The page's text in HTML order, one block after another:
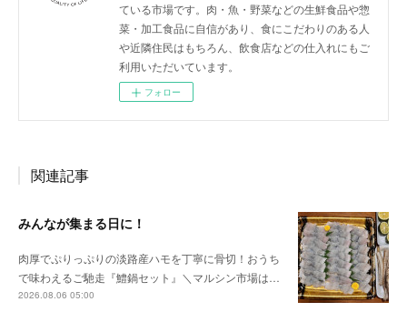
ている市場です。肉・魚・野菜などの生鮮食品や惣
菜・加工食品に自信があり、食にこだわりのある人
や近隣住民はもちろん、飲食店などの仕入れにもご
利用いただいています。
フォロー
関連記事
みんなが集まる日に！
肉厚でぷりっぷりの淡路産ハモを丁寧に骨切！おうち
で味わえるご馳走『鱧鍋セット』＼マルシン市場は…
2026.08.06 05:00